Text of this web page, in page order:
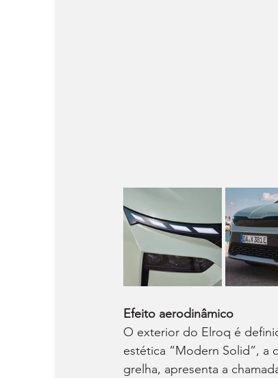
Efeito aerodinâmico
O exterior do Elroq é
estética “Modern Solid”, a
grelha, apresenta a